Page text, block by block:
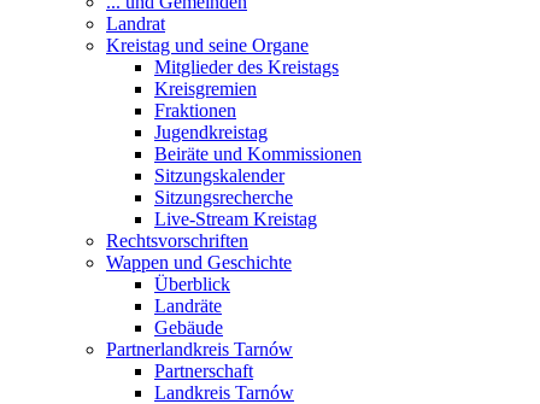
Landrat
Kreistag und seine Organe
Mitglieder des Kreistags
Kreisgremien
Fraktionen
Jugendkreistag
Beiräte und Kommissionen
Sitzungskalender
Sitzungsrecherche
Live-Stream Kreistag
Rechtsvorschriften
Wappen und Geschichte
Überblick
Landräte
Gebäude
Partnerlandkreis Tarnów
Partnerschaft
Landkreis Tarnów